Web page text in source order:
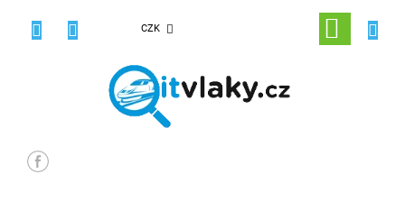
CZK
NÁKUPNÍ
KOŠÍK